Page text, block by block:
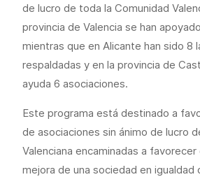
de lucro de toda la Comunidad
provincia de Valencia se han
mientras que en Alicante han sido 8
respaldadas y en la provincia de
ayuda 6 asociaciones.
Este programa está destinado a
de asociaciones sin ánimo de lucro
Valenciana encaminadas a
mejora de una sociedad en igualdad